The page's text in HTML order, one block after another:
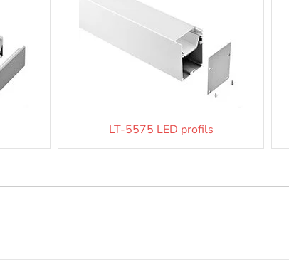
LT-5575 LED profils